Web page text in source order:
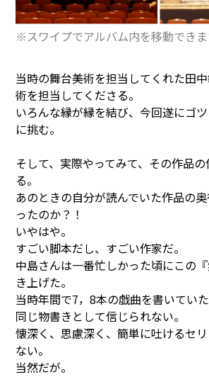
※スワイプでアルバム内を移動できま
当時の舞台美術を担当してくれた田
術を担当してくださる。
いろんな縁が縁を結び、今回遂にゴ
に挑む。
そして、実際やってみて、その作品
る。
あのときの自分が読んでいた作品の
ったのか？！
いやはや。
すごい脚本だし、すごい作家だ。
中島さんは一番忙しかった頃にこの
き上げた。
当時年間で7，8本の戯曲を書いていた
同じ物書きとして信じられない。
懐深く、思慮深く、簡単に吐けるセ
ない。
当然だが。